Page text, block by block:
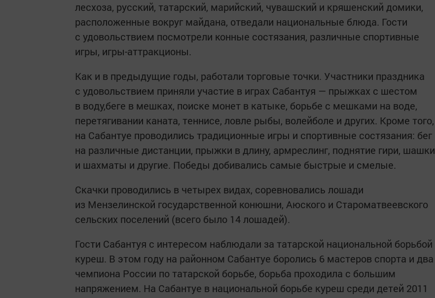
лесхоза, русский, татарский, марийский, чувашский и кряшенский домики,
расположенные вокруг майдана, отведали национальные блюда. Гости
с удовольствием посмотрели конные состязания, различные спортивные
игры, игры-аттракционы.
Как и в предыдущие годы, работали торговые точки. Участники праздника
с удовольствием приняли участие в играх Сабантуя — прыжках с шестом
в воду,беге в мешках, поиске монет в катыке, борьбе с мешками на воде,
перетягивании каната, теннисе, ловле рыбы, волейболе и других. Кроме того,
на Сабантуе проводились традиционные игры и спортивные состязания: бег
на различные дистанции, прыжки в длину, армреслинг, поднятие гири, шашки
и шахматы и другие. Победы добивались самые быстрые и смелые.
Скачки проводились в четырех видах, соревновались лошади
из Мензелинской государственной конюшни, Аюского и Староматвеевского
сельских поселений (всего было 14 лошадей).
Гости Сабантуя с интересом наблюдали за татарской национальной борьбой
куреш. В этом году на районном Сабантуе боролись 6 мастеров спорта и два
чемпиона России по татарской борьбе, борьба проходила с большим
напряжением. На Сабантуе в национальной борьбе куреш среди детей 2011